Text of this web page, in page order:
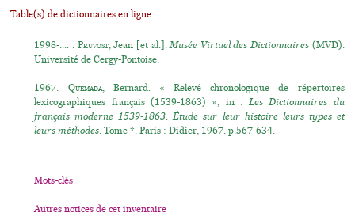
Table(s) de dictionnaires en ligne
1998-.... . Pruvost, Jean [et al.].Musée Virtuel des Dictionnaires(MVD).
Université de Cergy-Pontoise.
1967. Quemada, Bernard. « Relevé chronologique de répertoires
lexicographiques français (1539-1863) », in :Les Dictionnaires du
français moderne 1539-1863. Étude sur leur histoire leurs types et
leurs méthodes. Tome *. Paris : Didier, 1967. p.567-634.
Mots-clés
Autres notices de cet inventaire